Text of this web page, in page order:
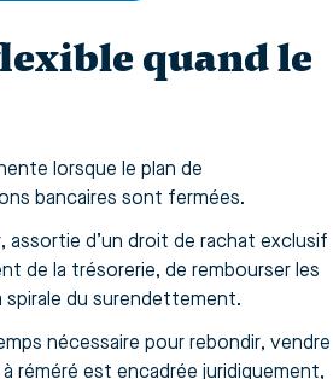
quand le
lorsque le plan de
bancaires sont fermées.
assortie d’un droit de rachat exclusif
de la trésorerie, de rembourser les
du surendettement.
nécessaire pour rebondir, vendre
réméré est encadrée juridiquement,